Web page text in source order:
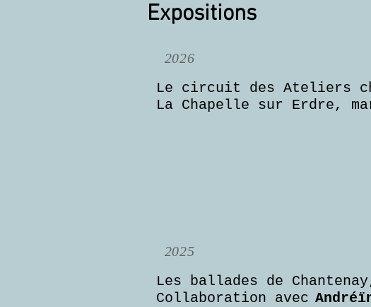
Expositions
2026
Le circuit des Ateliers
La Chapelle sur Erdre,
2025
Les ballades de
Collaboration avec